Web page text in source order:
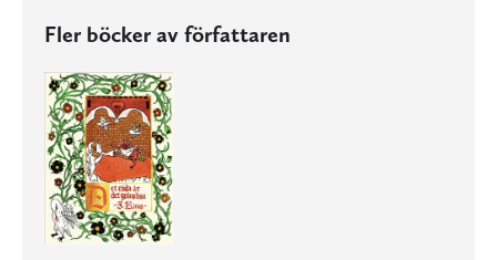
Fler böcker av författaren